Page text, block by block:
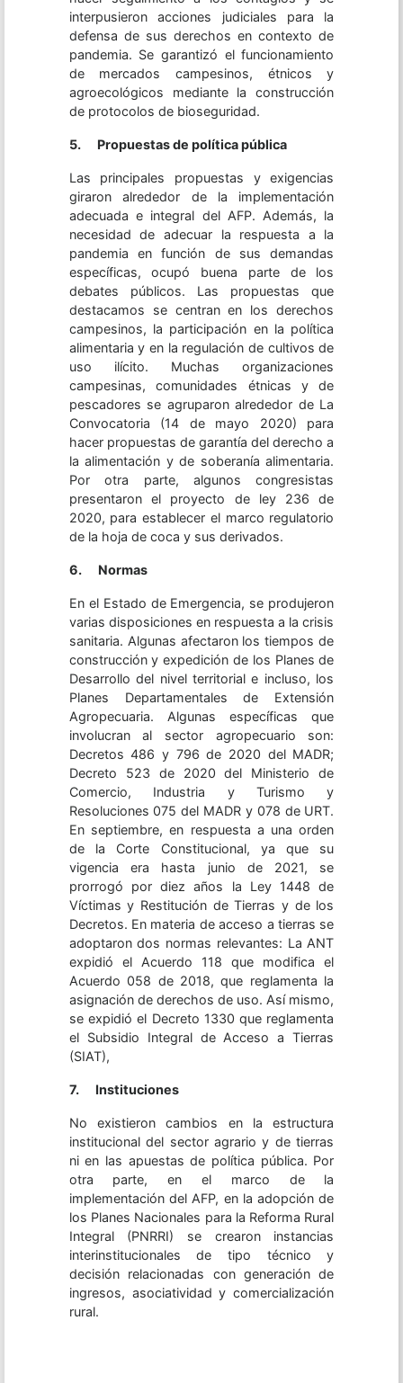
interpusieron acciones judiciales para la
defensa de sus derechos en contexto de
pandemia. Se garantizó el funcionamiento
de mercados campesinos, étnicos y
agroecológicos mediante la construcción
de protocolos de bioseguridad.
5. Propuestas de política pública
Las principales propuestas y exigencias
giraron alrededor de la implementación
adecuada e integral del AFP. Además, la
necesidad de adecuar la respuesta a la
pandemia en función de sus demandas
específicas, ocupó buena parte de los
debates públicos. Las propuestas que
destacamos se centran en los derechos
campesinos, la participación en la política
alimentaria y en la regulación de cultivos de
uso ilícito. Muchas organizaciones
campesinas, comunidades étnicas y de
pescadores se agruparon alrededor de La
Convocatoria (14 de mayo 2020) para
hacer propuestas de garantía del derecho a
la alimentación y de soberanía alimentaria.
Por otra parte, algunos congresistas
presentaron el proyecto de ley 236 de
2020, para establecer el marco regulatorio
de la hoja de coca y sus derivados.
6. Normas
En el Estado de Emergencia, se produjeron
varias disposiciones en respuesta a la crisis
sanitaria. Algunas afectaron los tiempos de
construcción y expedición de los Planes de
Desarrollo del nivel territorial e incluso, los
Planes Departamentales de Extensión
Agropecuaria. Algunas específicas que
involucran al sector agropecuario son:
Decretos 486 y 796 de 2020 del MADR;
Decreto 523 de 2020 del Ministerio de
Comercio, Industria y Turismo y
Resoluciones 075 del MADR y 078 de URT.
En septiembre, en respuesta a una orden
de la Corte Constitucional, ya que su
vigencia era hasta junio de 2021, se
prorrogó por diez años la Ley 1448 de
Víctimas y Restitución de Tierras y de los
Decretos. En materia de acceso a tierras se
adoptaron dos normas relevantes: La ANT
expidió el Acuerdo 118 que modifica el
Acuerdo 058 de 2018, que reglamenta la
asignación de derechos de uso. Así mismo,
se expidió el Decreto 1330 que reglamenta
el Subsidio Integral de Acceso a Tierras
(SIAT),
7. Instituciones
No existieron cambios en la estructura
institucional del sector agrario y de tierras
ni en las apuestas de política pública. Por
otra parte, en el marco de la
implementación del AFP, en la adopción de
los Planes Nacionales para la Reforma Rural
Integral (PNRRI) se crearon instancias
interinstitucionales de tipo técnico y
decisión relacionadas con generación de
ingresos, asociatividad y comercialización
rural.